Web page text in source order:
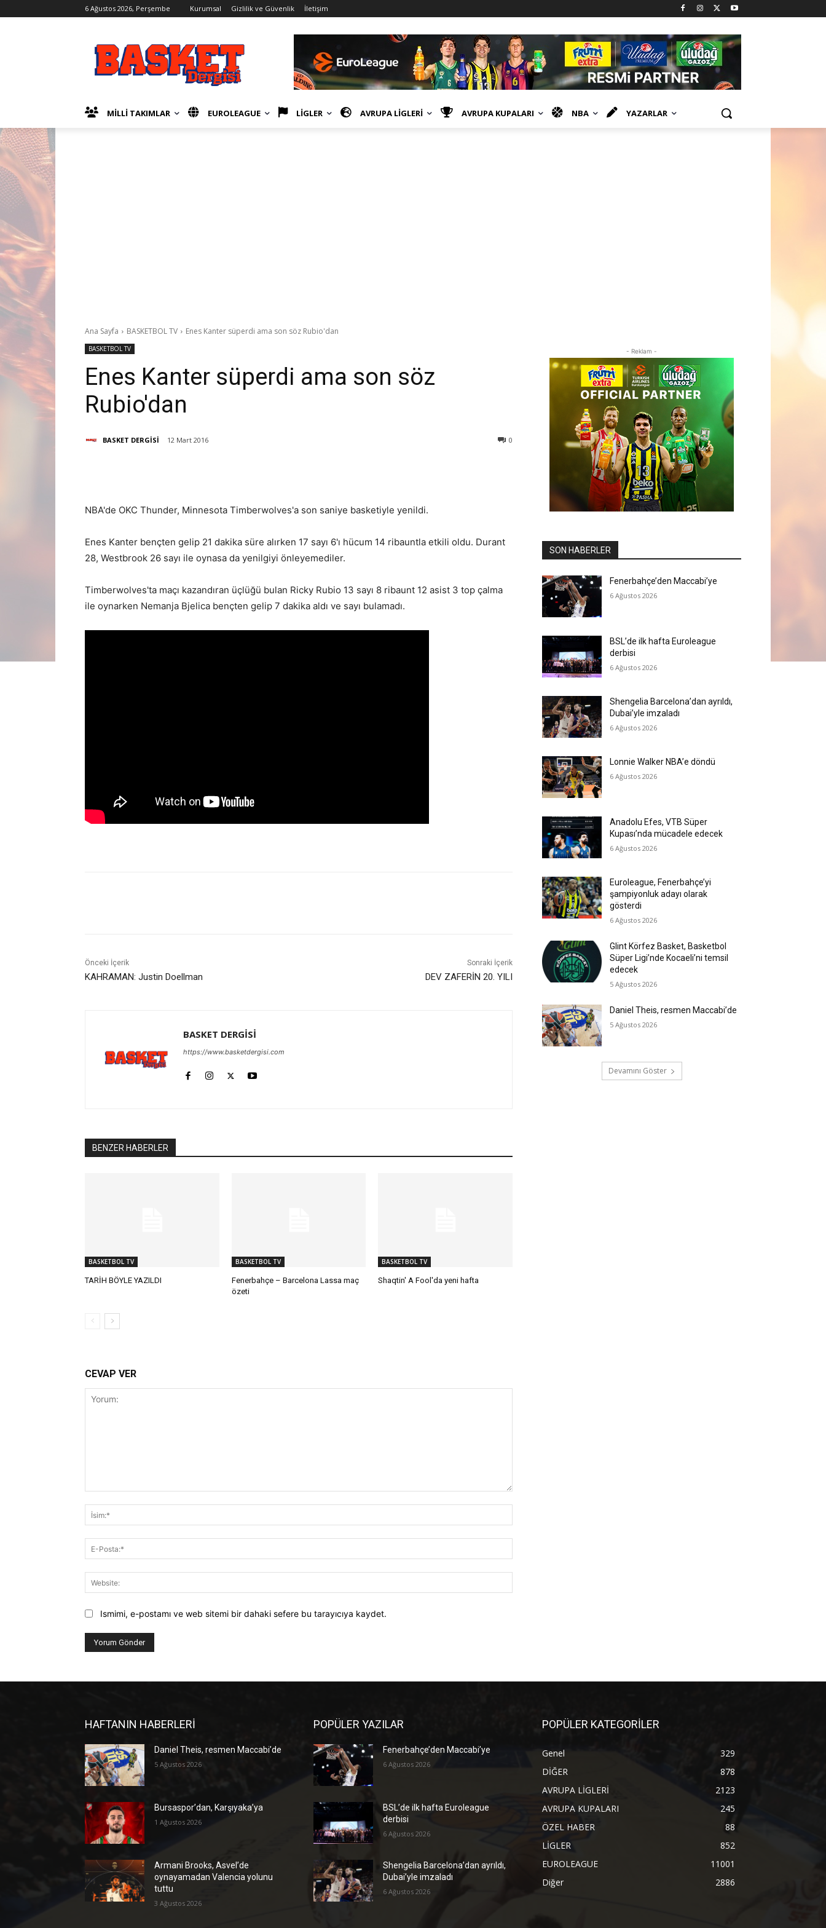
6 Ağustos 2026, Perşembe Kurumsal Gizlilik ve Güvenlik İletişim
MİLLİ TAKIMLAR EUROLEAGUE LİGLER AVRUPA LİGLERİ AVRUPA KUPALARI NBA YAZARLAR
Ana Sayfa BASKETBOL TV Enes Kanter süperdi ama son söz Rubio'dan
BASKETBOL TV
Enes Kanter süperdi ama son söz
Rubio'dan
BASKET DERGİSİ 12 Mart 2016 0
NBA'de OKC Thunder, Minnesota Timberwolves'a son saniye basketiyle yenildi.
Enes Kanter bençten gelip 21 dakika süre alırken 17 sayı 6'ı hücum 14 ribauntla etkili oldu. Durant
28, Westbrook 26 sayı ile oynasa da yenilgiyi önleyemediler.
Timberwolves'ta maçı kazandıran üçlüğü bulan Ricky Rubio 13 sayı 8 ribaunt 12 asist 3 top çalma
ile oynarken Nemanja Bjelica bençten gelip 7 dakika aldı ve sayı bulamadı.
Önceki İçerik
KAHRAMAN: Justin Doellman
Sonraki İçerik
DEV ZAFERİN 20. YILI
BASKET DERGİSİ
https://www.basketdergisi.com
BENZER HABERLER
BASKETBOL TV
TARİH BÖYLE YAZILDI
BASKETBOL TV
Fenerbahçe – Barcelona Lassa maç
özeti
BASKETBOL TV
Shaqtin' A Fool'da yeni hafta
CEVAP VER
Posta:*
Ismimi, e-postamı ve web sitemi bir dahaki sefere bu tarayıcıya kaydet.
- Reklam -
SON HABERLER
Fenerbahçe’den Maccabi’ye
6 Ağustos 2026
BSL’de ilk hafta Euroleague
derbisi
6 Ağustos 2026
Shengelia Barcelona’dan ayrıldı,
Dubai’yle imzaladı
6 Ağustos 2026
Lonnie Walker NBA’e döndü
6 Ağustos 2026
Anadolu Efes, VTB Süper
Kupası’nda mücadele edecek
6 Ağustos 2026
Euroleague, Fenerbahçe’yi
şampiyonluk adayı olarak
gösterdi
6 Ağustos 2026
Glint Körfez Basket, Basketbol
Süper Ligi’nde Kocaeli’ni temsil
edecek
5 Ağustos 2026
Daniel Theis, resmen Maccabi’de
5 Ağustos 2026
Devamını Göster
HAFTANIN HABERLERİ
Daniel Theis, resmen Maccabi’de
5 Ağustos 2026
Bursaspor’dan, Karşıyaka’ya
1 Ağustos 2026
Armani Brooks, Asvel’de
oynayamadan Valencia yolunu
tuttu
3 Ağustos 2026
POPÜLER YAZILAR
Fenerbahçe’den Maccabi’ye
6 Ağustos 2026
BSL’de ilk hafta Euroleague
derbisi
6 Ağustos 2026
Shengelia Barcelona’dan ayrıldı,
Dubai’yle imzaladı
6 Ağustos 2026
POPÜLER KATEGORİLER
Genel
329
DİĞER
878
AVRUPA LİGLERİ
2123
AVRUPA KUPALARI
245
ÖZEL HABER
88
LİGLER
852
EUROLEAGUE
11001
Diğer
2886